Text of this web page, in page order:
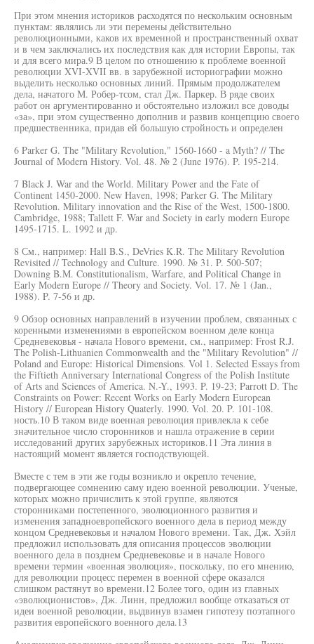
При этом мнения историков расходятся по нескольким основным
пунктам: являлись ли эти перемены действительно
революционными, каков их временной и пространственный охват
и в чем заключались их последствия как для истории Европы, так
и для всего мира.9 В целом по отношению к проблеме военной
революции XVI-XVII вв. в зарубежной историографии можно
выделить несколько основных линий. Прямым продолжателем
дела, начатого М. Робер-тсом, стал Дж. Паркер. В ряде своих
работ он аргументированно и обстоятельно изложил все доводы
«за», при этом существенно дополнив и развив концепцию своего
предшественника, придав ей большую стройность и определен
6 Parker G. The "Military Revolution," 1560-1660 - a Myth? // The
Journal of Modern History. Vol. 48. № 2 (June 1976). P. 195-214.
7 Black J. War and the World. Military Power and the Fate of
Continent 1450-2000. New Haven, 1998; Parker G. The Military
Revolution. Military innovation and the Rise of the West, 1500-1800.
Cambridge, 1988; Tallett F. War and Society in early modern Europe
1495-1715. L. 1992 и др.
8 См., например: Hall B.S., DeVries K.R. The Military Revolution
Revisited // Technology and Culture. 1990. № 31. P. 500-507;
Downing B.M. Constitutionalism, Warfare, and Political Change in
Early Modern Europe // Theory and Society. Vol. 17. № 1 (Jan.,
1988). P. 7-56 и др.
9 Обзор основных направлений в изучении проблем, связанных с
коренными изменениями в европейском военном деле конца
Средневековья - начала Нового времени, см., например: Frost R.J.
The Polish-Lithuanien Commonwealth and the "Military Revolution" //
Poland and Europe: Historical Dimensions. Vol 1. Selected Essays from
the Fiftieth Anniversary International Congress of the Polish Institute
of Arts and Sciences of America. N.-Y., 1993. P. 19-23; Parrott D. The
Constraints on Power: Recent Works on Early Modern European
History // European History Quaterly. 1990. Vol. 20. P. 101-108.
ность.10 В таком виде военная революция привлекла к себе
значительное число сторонников и нашла отражение в серии
исследований других зарубежных историков.11 Эта линия в
настоящий момент является господствующей.
Вместе с тем в эти же годы возникло и окрепло течение,
подвергающее сомнению саму идею военной революции. Ученые,
которых можно причислить к этой группе, являются
сторонниками постепенного, эволюционного развития и
изменения западноевропейского военного дела в период между
концом Средневековья и началом Нового времени. Так, Дж. Хэйл
предложил использовать для описания процессов эволюции
военного дела в позднем Средневековье и в начале Нового
времени термин «военная эволюция», поскольку, по его мнению,
для революции процесс перемен в военной сфере оказался
слишком растянут во времени.12 Более того, один из главных
«эволюционистов», Дж. Линн, предложил вообще отказаться от
идеи военной революции, выдвинув взамен гипотезу поэтапного
развития европейского военного дела.13